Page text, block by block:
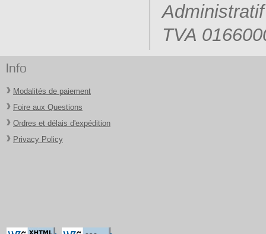
TVA
Info
Modalités de paiement
Foire aux Questions
Ordres et délais d'expédition
Privacy Policy